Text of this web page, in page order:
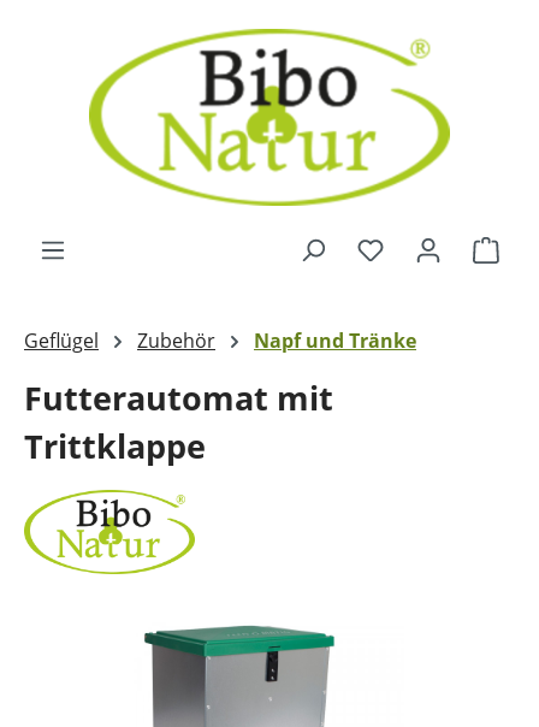
Zum Hauptinhalt springen
Geflügel Zubehör Napf und Tränke
Futterautomat mit
Trittklappe
Bildergalerie überspringen